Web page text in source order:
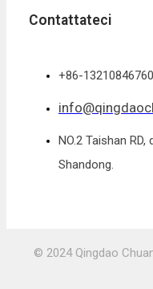
Contattateci
+86-13210846760
NO.2 Taishan
Shandong.
© 2024 Qingdao